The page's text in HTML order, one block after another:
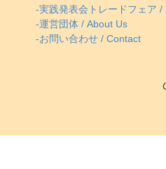
-実践発表会トレードフェア /
-運営団体 / About Us
-お問い合わせ / Contact